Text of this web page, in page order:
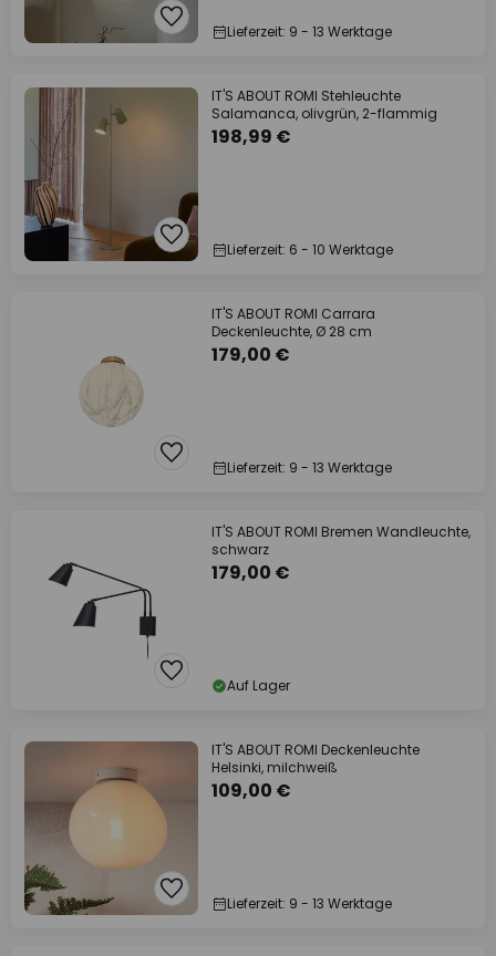
Lieferzeit: 9 - 13 Werktage
IT'S ABOUT ROMI Stehleuchte
Salamanca, olivgrün, 2-flammig
198,99 €
Lieferzeit: 6 - 10 Werktage
IT'S ABOUT ROMI Carrara
Deckenleuchte, Ø 28 cm
179,00 €
Lieferzeit: 9 - 13 Werktage
IT'S ABOUT ROMI Bremen Wandleuchte,
schwarz
179,00 €
Auf Lager
IT'S ABOUT ROMI Deckenleuchte
Helsinki, milchweiß
109,00 €
Lieferzeit: 9 - 13 Werktage